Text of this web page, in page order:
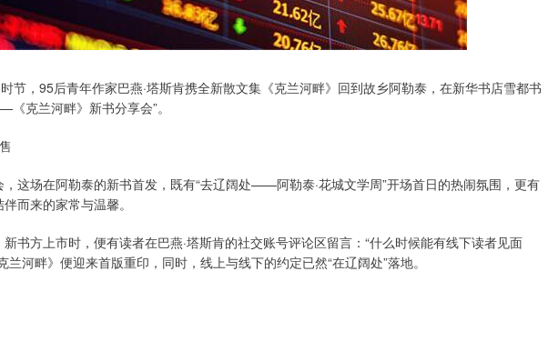
节，95后青年作家巴燕·塔斯肯携全新散文集《克兰河畔》回到故乡阿勒泰，在新华书店雪都书
克兰河畔》新书分享会”。
这场在阿勒泰的新书首发，既有“去辽阔处——阿勒泰·花城文学周”开场首日的热闹氛围，更有
而来的家常与温馨。
书方上市时，便有读者在巴燕·塔斯肯的社交账号评论区留言：“什么时候能有线下读者见面
兰河畔》便迎来首版重印，同时，线上与线下的约定已然“在辽阔处”落地。
3900.35 0.57% 深证成指 14110.12 -34.08